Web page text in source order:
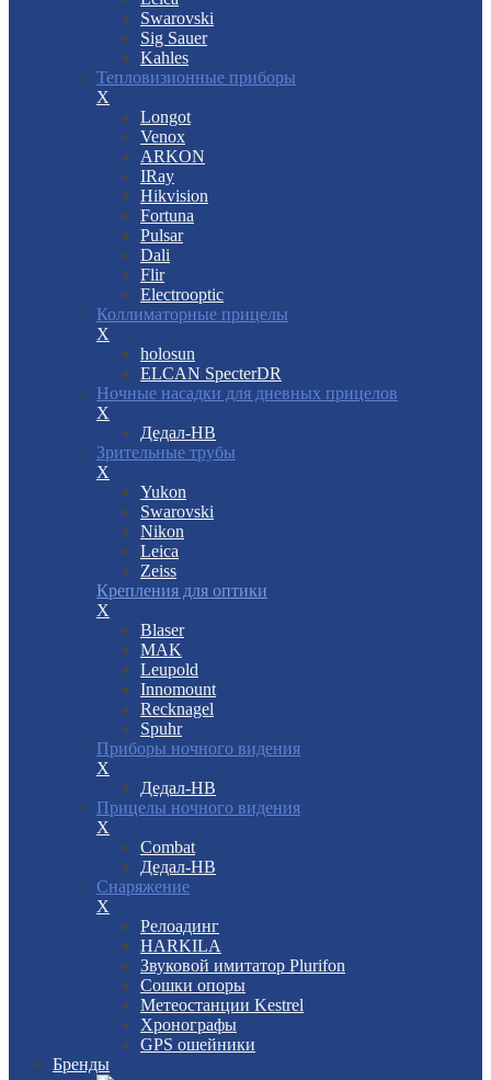
Swarovski
Sig Sauer
Kahles
Тепловизионные приборы
X
Longot
Venox
ARKON
IRay
Hikvision
Fortuna
Pulsar
Dali
Flir
Electrooptic
Коллиматорные прицелы
X
holosun
ELCAN SpecterDR
Ночные насадки для дневных прицелов
X
Дедал-НВ
Зрительные трубы
X
Yukon
Swarovski
Nikon
Leica
Zeiss
Крепления для оптики
X
Blaser
MAK
Leupold
Innomount
Recknagel
Spuhr
Приборы ночного видения
X
Дедал-НВ
Прицелы ночного видения
X
Combat
Дедал-НВ
Снаряжение
X
Релоадинг
HARKILA
Звуковой имитатор Plurifon
Сошки опоры
Метеостанции Kestrel
Хронографы
GPS ошейники
Бренды